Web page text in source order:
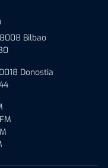
Bilbao
Donostia